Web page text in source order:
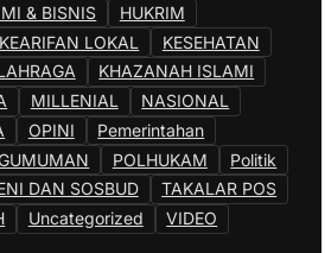
& BISNIS
HUKRIM
KEARIFAN LOKAL
KESEHATAN
KHAZANAH ISLAMI
MILLENIAL
NASIONAL
OPINI
Pemerintahan
POLHUKAM
Politik
DAN SOSBUD
TAKALAR POS
Uncategorized
VIDEO